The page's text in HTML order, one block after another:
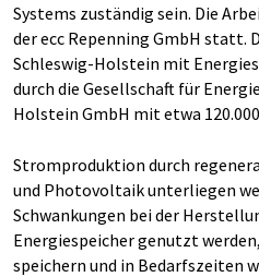
Systems zuständig sein. Die
der ecc Repenning GmbH statt.
Schleswig-Holstein mit
durch die Gesellschaft für
Holstein GmbH mit etwa
Stromproduktion durch
und Photovoltaik unterliegen
Schwankungen bei der
Energiespeicher genutzt
speichern und in Bedarfszeiten